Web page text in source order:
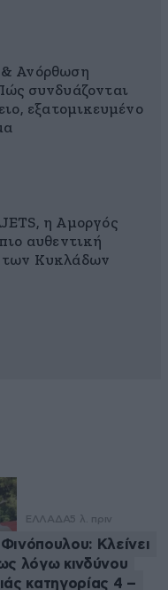
Ανόρθωση
συνδυάζονται
εξατομικευμένο
η Αμοργός
αυθεντική
των Κυκλάδων
ΕΛΛΑΔΑ5 λ. πριν
Κλείνει
λόγω κινδύνου
κατηγορίας 4 –